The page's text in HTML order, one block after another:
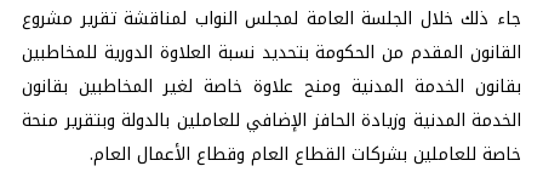
جاء ذلك خلال الجلسة العامة لمجلس النواب لمناقشة تقرير مشروع
القانون المقدم من الحكومة بتحديد نسبة العلاوة الدورية للمخاطبين
بقانون الخدمة المدنية ومنح علاوة خاصة لغير المخاطبين بقانون
الخدمة المدنية وزيادة الحافز الإضافي للعاملين بالدولة وبتقرير منحة
خاصة للعاملين بشركات القطاع العام وقطاع الأعمال العام.